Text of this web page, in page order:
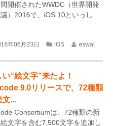
間開催されたWWDC（世界開発
）2016で、iOS 10といっし
年06月23日 iOS eswai
い“絵文字”来たよ！
9.0リリースで、72種類
文...
Consortiumは、72種類の新
絵文字を含む7,500文字を追加し